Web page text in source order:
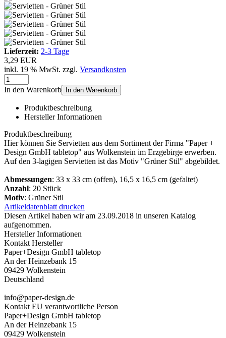
Lieferzeit: 2-3 Tage
3,29 EUR
inkl. 19 % MwSt. zzgl. Versandkosten
In den Warenkorb In den Warenkorb
Produktbeschreibung
Hersteller Informationen
Produktbeschreibung
Hier können Sie Servietten aus dem Sortiment der Firma "Paper +
Design GmbH tabletop" aus Wolkenstein im Erzgebirge erwerben.
Auf den 3-lagigen Servietten ist das Motiv "Grüner Stil" abgebildet.
Abmessungen: 33 x 33 cm (offen), 16,5 x 16,5 cm (gefaltet)
Anzahl: 20 Stück
Motiv: Grüner Stil
Artikeldatenblatt drucken
Diesen Artikel haben wir am 23.09.2018 in unseren Katalog
aufgenommen.
Hersteller Informationen
Kontakt Hersteller
Paper+Design GmbH tabletop
An der Heinzebank 15
09429 Wolkenstein
Deutschland
info@paper-design.de
Kontakt EU verantwortliche Person
Paper+Design GmbH tabletop
An der Heinzebank 15
09429 Wolkenstein